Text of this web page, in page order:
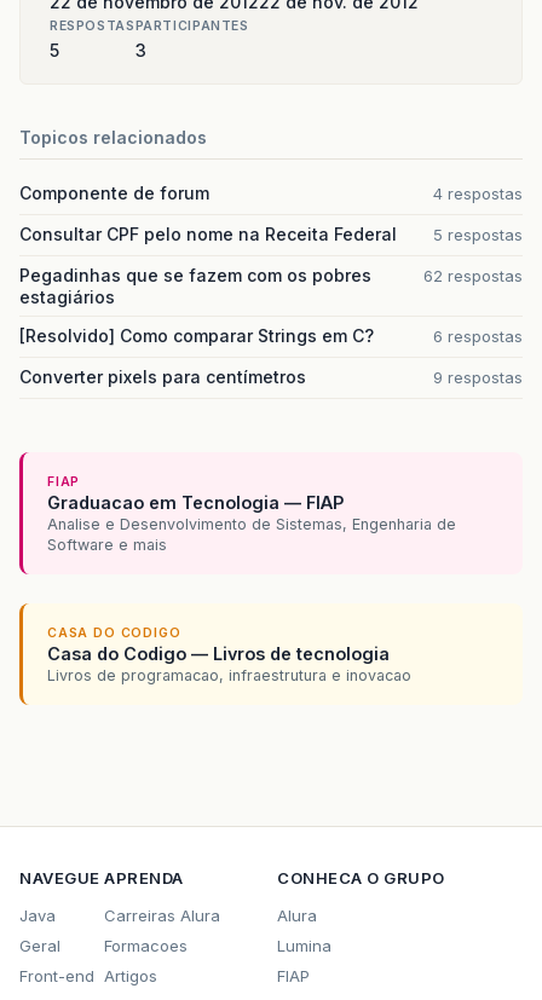
RESPOSTAS
5
PARTICIPANTES
3
Topicos relacionados
Componente de forum 4 respostas
Consultar CPF pelo nome na Receita Federal 5 respostas
Pegadinhas que se fazem com os pobres
estagiários
62 respostas
[Resolvido] Como comparar Strings em C? 6 respostas
Converter pixels para centímetros 9 respostas
FIAP
Graduacao em Tecnologia — FIAP
Analise e Desenvolvimento de Sistemas, Engenharia de
Software e mais
CASA DO CODIGO
Casa do Codigo — Livros de tecnologia
Livros de programacao, infraestrutura e inovacao
NAVEGUE
Java
Geral
Front-end
APRENDA
Carreiras Alura
Formacoes
Artigos
CONHECA O GRUPO
Alura
Lumina
FIAP